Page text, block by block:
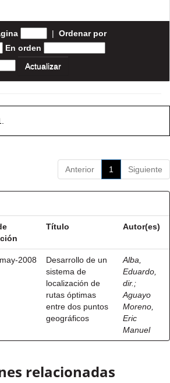
| Ordenar por
En orden
Anterior 1 Siguiente
Título Autor(es)
may-2008
Desarrollo de un
sistema de
localización de
rutas óptimas
entre dos puntos
geográficos
Alba,
Eduardo,
dir. ;
Aguayo
Moreno,
Eric
Manuel
relacionadas